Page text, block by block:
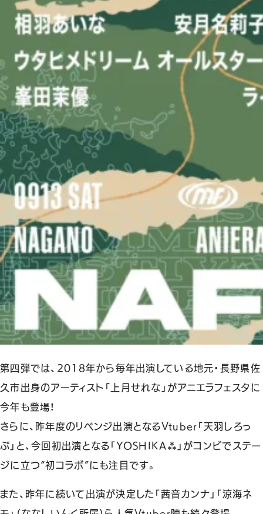
第四弾では、2018年から毎年出演している地元・長野県佐
久市出身のアーティスト「上月せれな」がアニエラフェスタに
今年も登場！
さらに、昨年度のリベンジ出演となるVtuber「天羽しろっ
ぷ」と、今回初出演となる「YOSHIKA⁂」がコンビでステー
ジに立つ“初コラボ”にも注目です。
また、昨年に続いて出演が決定した「茜音カンナ」「涼海ネ